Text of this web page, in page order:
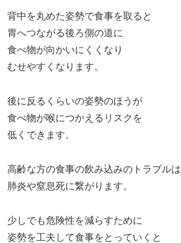
背中を丸めた姿勢で食事を取ると
胃へつながる後ろ側の道に
食べ物が向かいにくくなり
むせやすくなります。
後に反るくらいの姿勢のほうが
食べ物が喉につかえるリスクを
低くできます。
高齢な方の食事の飲み込みのトラブルは
肺炎や窒息死に繋がります。
少しでも危険性を減らすために
姿勢を工夫して食事をとっていくと